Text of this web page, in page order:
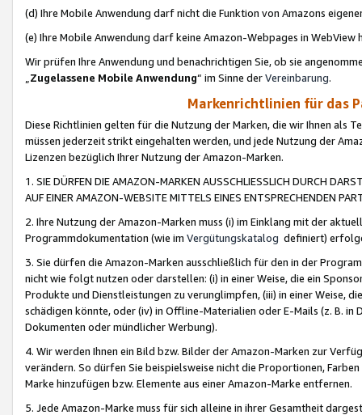
(d) Ihre Mobile Anwendung darf nicht die Funktion von Amazons
(e) Ihre Mobile Anwendung darf keine Amazon-Webpages in WebView
Wir prüfen Ihre Anwendung und benachrichtigen Sie, ob sie
„Zugelassene Mobile Anwendung“ im Sinne derVereinbarung.
Markenrichtlinien für das
Diese Richtlinien gelten für die Nutzung der Marken, die wir Ihnen als
müssen jederzeit strikt eingehalten werden, und jede Nutzung der
Lizenzen bezüglich Ihrer Nutzung der Amazon-Marken.
1. SIE DÜRFEN DIE AMAZON-MARKEN AUSSCHLIESSLICH DURCH
AUF EINER AMAZON-WEBSITE MITTELS EINES ENTSPRECHENDEN
2. Ihre Nutzung der Amazon-Marken muss (i) im Einklang mit der
Programmdokumentation (wie im Vergütungskatalog definiert)
3. Sie dürfen die Amazon-Marken ausschließlich für den in der
nicht wie folgt nutzen oder darstellen: (i) in einer Weise, die ein
Produkte und Dienstleistungen zu verunglimpfen, (iii) in einer Weise,
schädigen könnte, oder (iv) in Offline-Materialien oder E-Mails (z. B. in
Dokumenten oder mündlicher Werbung).
4. Wir werden Ihnen ein Bild bzw. Bilder der Amazon-Marken zur
verändern. So dürfen Sie beispielsweise nicht die Proportionen,
Marke hinzufügen bzw. Elemente aus einer Amazon-Marke entfernen.
5. Jede Amazon-Marke muss für sich alleine in ihrer Gesamtheit